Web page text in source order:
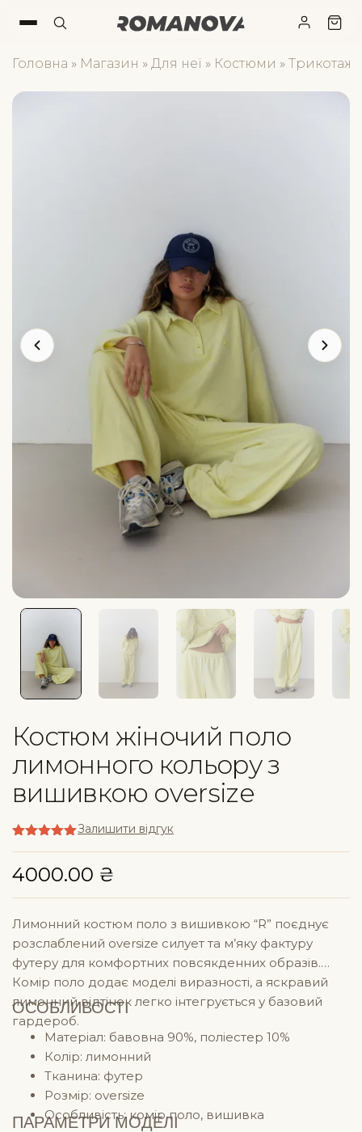
Головна » Магазин » Для неї » Костюми »
Костюм жіночий поло
лимонного кольору з
вишивкою oversize
Залишити відгук
4000.00 ₴
Лимонний костюм поло з вишивкою “R” поєднує
розслаблений oversize силует та м’яку фактуру
футеру для комфортних повсякденних образів.
Комір поло додає моделі виразності, а яскравий
лимонний відтінок легко інтегрується у базовий
гардероб.
ОСОБЛИВОСТІ
Матеріал: бавовна 90%, поліестер 10%
Колір: лимонний
Тканина: футер
Розмір: oversize
Особливість: комір поло, вишивка
ПАРАМЕТРИ МОДЕЛІ